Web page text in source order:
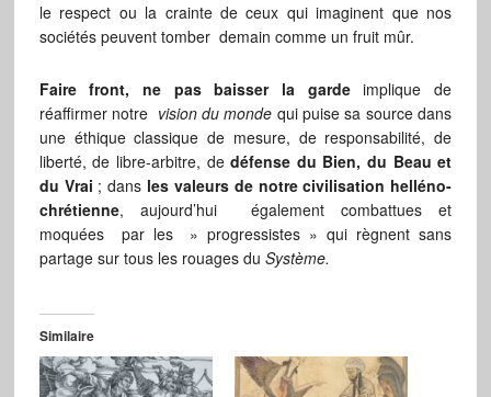
le respect ou la crainte de ceux qui imaginent que nos
sociétés peuvent tomber demain comme un fruit mûr.
Faire front, ne pas baisser la gardeimplique de
réaffirmer notre vision du monde qui puise sa source dans
une éthique classique de mesure, de responsabilité, de
liberté, de libre-arbitre, dedéfense du Bien, du Beau et
du Vrai ; dans les valeurs de notre civilisation helléno-
chrétienne, aujourd’hui également combattues et
moquées par les » progressistes » qui règnent sans
partage sur tous les rouages du Système.
Similaire